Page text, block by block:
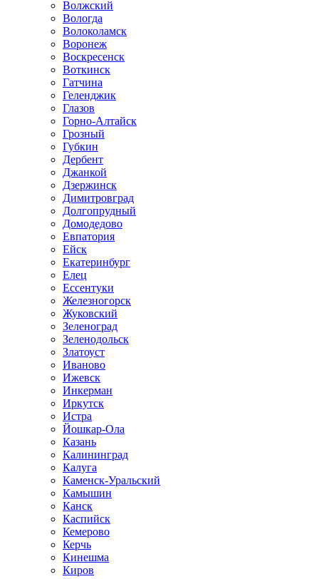
Волжский
Вологда
Волоколамск
Воронеж
Воскресенск
Воткинск
Гатчина
Геленджик
Глазов
Горно-Алтайск
Грозный
Губкин
Дербент
Джанкой
Дзержинск
Димитровград
Долгопрудный
Домодедово
Евпатория
Ейск
Екатеринбург
Елец
Ессентуки
Железногорск
Жуковский
Зеленоград
Зеленодольск
Златоуст
Иваново
Ижевск
Инкерман
Иркутск
Истра
Йошкар-Ола
Казань
Калининград
Калуга
Каменск-Уральский
Камышин
Канск
Каспийск
Кемерово
Керчь
Кинешма
Киров